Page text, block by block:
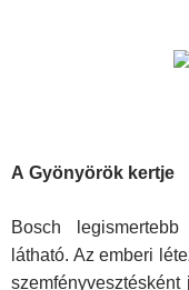
A Gyönyörök kertje
Bosch
látható. Az emberi